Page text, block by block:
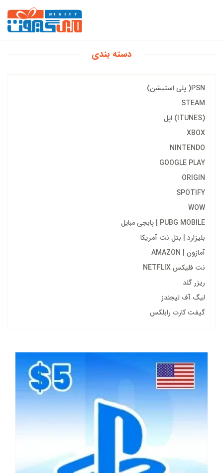
دسته بندی
PSN( پلی استیشن)
STEAM
(ITUNES) اپل
XBOX
NINTENDO
GOOGLE PLAY
ORIGIN
SPOTIFY
WOW
PUBG MOBILE | پابجی مبایل
بلیزارد | بتل نت آمریکا
آمازون | AMAZON
نت فلیکس NETFLIX
ریزر گلد
لیگ آف لیجندز
گیفت کارت رابلکس